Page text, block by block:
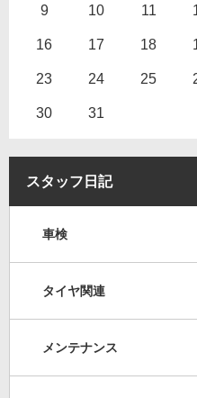
9 10 11
16 17 18
23 24 25
30 31
スタッフ日記
車検
タイヤ関連
メンテナンス